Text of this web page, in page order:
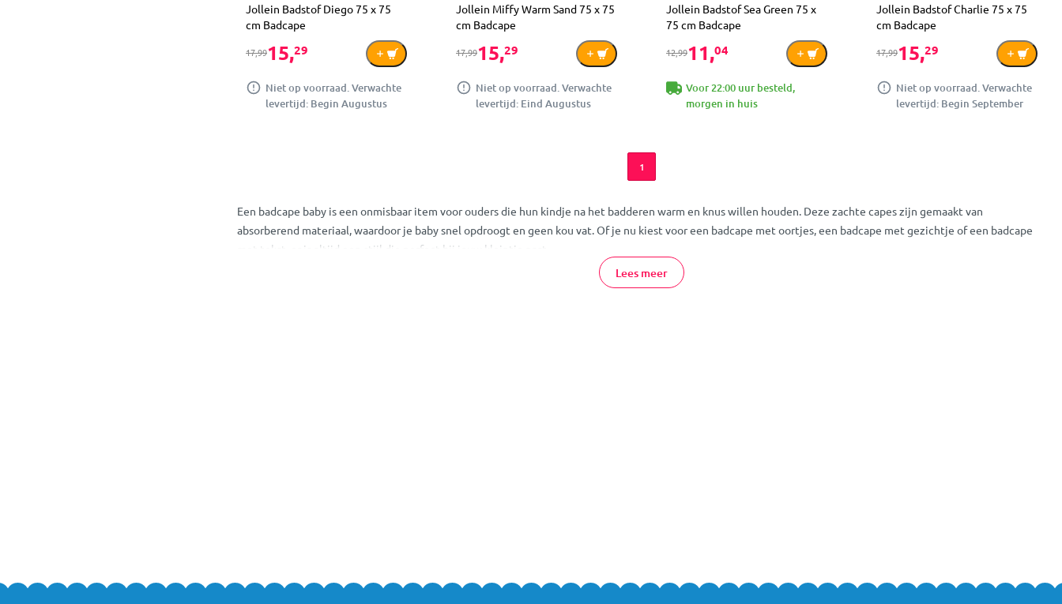
Jollein Badstof Diego 75 x 75
cm Badcape
17,9915,29
Niet op voorraad. Verwachte
levertijd: Begin Augustus
Jollein Miffy Warm Sand 75 x 75
cm Badcape
17,9915,29
Niet op voorraad. Verwachte
levertijd: Eind Augustus
Jollein Badstof Sea Green 75 x
75 cm Badcape
12,9911,04
Voor 22:00 uur besteld,
morgen in huis
Jollein Badstof Charlie 75 x 75
cm Badcape
17,9915,29
Niet op voorraad. Verwachte
levertijd: Begin September
1
Een badcape baby is een onmisbaar item voor ouders die hun kindje na het badderen warm en knus willen houden. Deze zachte capes zijn gemaakt van
absorberend materiaal, waardoor je baby snel opdroogt en geen kou vat. Of je nu kiest voor een badcape met oortjes, een badcape met gezichtje of een badcape
met tekst, er is altijd een stijl die perfect bij jouw kleintje past.
Lees meer